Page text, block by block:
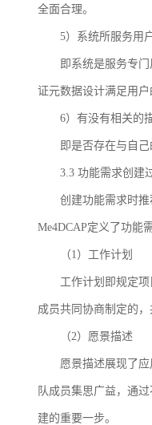
全面合理。
5）系统所服务用
即系统是服务专
证元数据设计满足用
6）有没有相关的
即是否存在与自
3.3 功能需求创建
创建功能需求时推
Me4DCAP定义了功能
（1）工作计划
工作计划即规定
成员共同协商制定的
（2）愿景描述
愿景描述展现了
队成员集思广益，通
建的重要一步。